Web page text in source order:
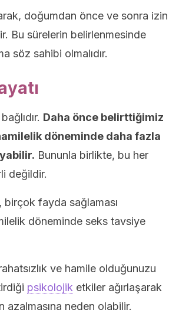
doğumdan önce ve sonra izin
Bu sürelerin belirlenmesinde
söz sahibi olmalıdır.
Daha önce belirttiğimiz
döneminde daha fazla
Bununla birlikte, bu her
değildir.
birçok fayda sağlaması
döneminde seks tavsiye
ve hamile olduğunuzu
psikolojik etkiler ağırlaşarak
azalmasına neden olabilir.